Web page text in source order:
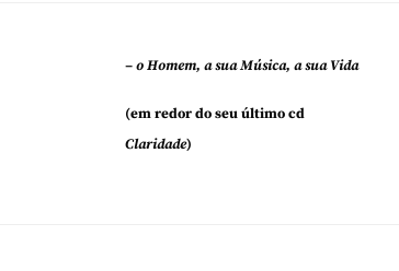
– o Homem, a sua Música, a sua Vida
(em redor do seu último cd
Claridade)